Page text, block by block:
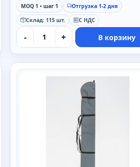
MOQ 1 • шаг 1
Отгрузка 1-2 дня
Склад: 115 шт.
С НДС
- + В корзину
SAIMAA